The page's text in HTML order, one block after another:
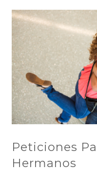
Peticiones
Hermanos